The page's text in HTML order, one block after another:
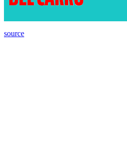
source